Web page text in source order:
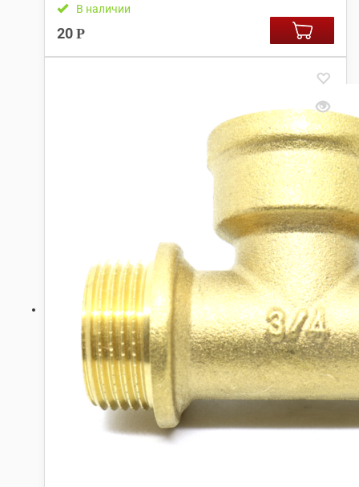
В наличии
20 Р